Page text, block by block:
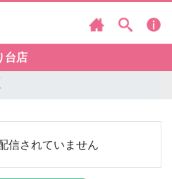
台店
信されていません